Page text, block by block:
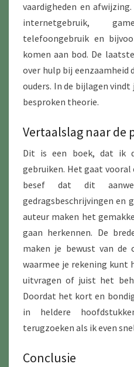
vaardigheden en
internetgebruik,
telefoongebruik en
komen aan bod. De
over hulp bij eenzaamheid
ouders. In de bijlagen vindt
besproken theorie.
Vertaalslag naar de
Dit is een boek, dat ik
gebruiken. Het gaat
besef dat dit
gedragsbeschrijvingen en
auteur maken het
gaan herkennen. De
maken je bewust van de
waarmee je rekening kunt
uitvragen of juist het
Doordat het kort en
in heldere
terugzoeken als ik even
Conclusie